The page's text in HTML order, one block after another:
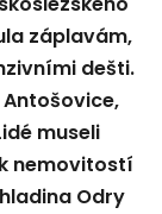
záplavám,
dešti.
museli
nemovitostí
Odry